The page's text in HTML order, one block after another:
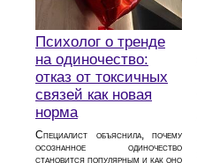
Психолог о тренде
на одиночество:
отказ от токсичных
связей как новая
норма
Специалист объяснила, почему
осознанное одиночество
становится популярным и как оно